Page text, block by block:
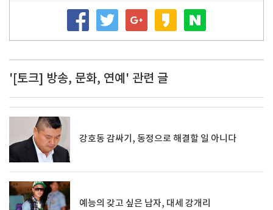
'[토크] 방송, 문화, 연예' 관련 글
강호동 감싸기, 동정으로 해결할 일 아니다
예능의 갖고 싶은 남자, 대세 강개리